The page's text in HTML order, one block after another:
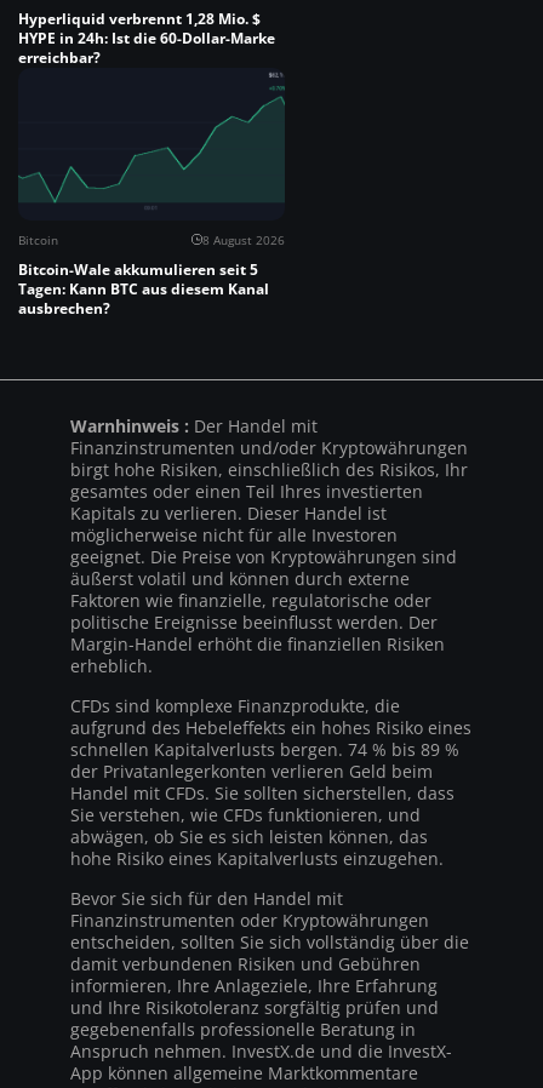
Hyperliquid verbrennt 1,28 Mio. $
HYPE in 24h: Ist die 60-Dollar-Marke
erreichbar?
Bitcoin 8 August 2026
Bitcoin-Wale akkumulieren seit 5
Tagen: Kann BTC aus diesem Kanal
ausbrechen?
Warnhinweis : Der Handel mit
Finanzinstrumenten und/oder Kryptowährungen
birgt hohe Risiken, einschließlich des Risikos, Ihr
gesamtes oder einen Teil Ihres investierten
Kapitals zu verlieren. Dieser Handel ist
möglicherweise nicht für alle Investoren
geeignet. Die Preise von Kryptowährungen sind
äußerst volatil und können durch externe
Faktoren wie finanzielle, regulatorische oder
politische Ereignisse beeinflusst werden. Der
Margin-Handel erhöht die finanziellen Risiken
erheblich.
CFDs sind komplexe Finanzprodukte, die
aufgrund des Hebeleffekts ein hohes Risiko eines
schnellen Kapitalverlusts bergen. 74 % bis 89 %
der Privatanlegerkonten verlieren Geld beim
Handel mit CFDs. Sie sollten sicherstellen, dass
Sie verstehen, wie CFDs funktionieren, und
abwägen, ob Sie es sich leisten können, das
hohe Risiko eines Kapitalverlusts einzugehen.
Bevor Sie sich für den Handel mit
Finanzinstrumenten oder Kryptowährungen
entscheiden, sollten Sie sich vollständig über die
damit verbundenen Risiken und Gebühren
informieren, Ihre Anlageziele, Ihre Erfahrung
und Ihre Risikotoleranz sorgfältig prüfen und
gegebenenfalls professionelle Beratung in
Anspruch nehmen. InvestX.de und die InvestX-
App können allgemeine Marktkommentare